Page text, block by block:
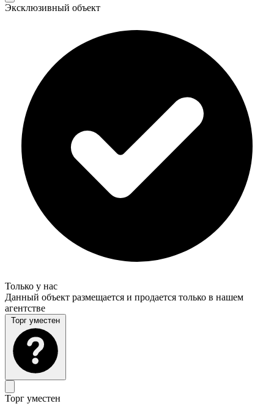
Эксклюзивный объект
Только у нас
Данный объект размещается и продается только в нашем
агентстве
Торг уместен
Торг уместен